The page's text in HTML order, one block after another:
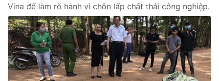
Vina để làm rõ hành vi chôn lấp chất thải công nghiệp.